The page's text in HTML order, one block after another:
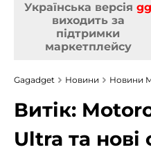
Українська версія gg
виходить за
підтримки
маркетплейсу
Gagadget Новини Новини
Витік:
Ultra та